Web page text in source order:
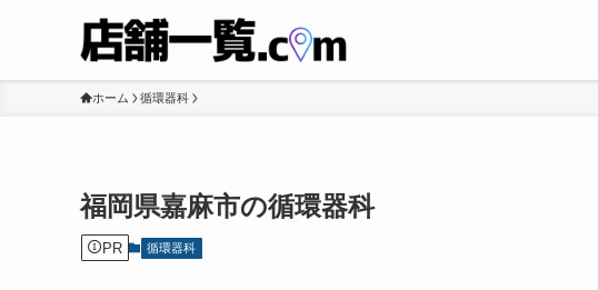
ホーム 循環器科
福岡県嘉麻市の循環器科
PR 循環器科